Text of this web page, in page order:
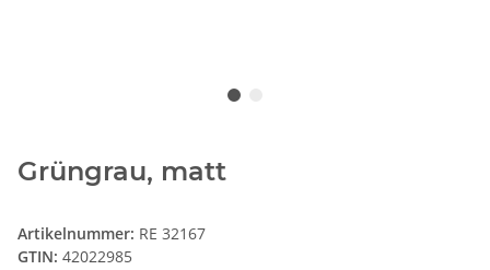
Grüngrau, matt
Artikelnummer: RE 32167
GTIN: 42022985